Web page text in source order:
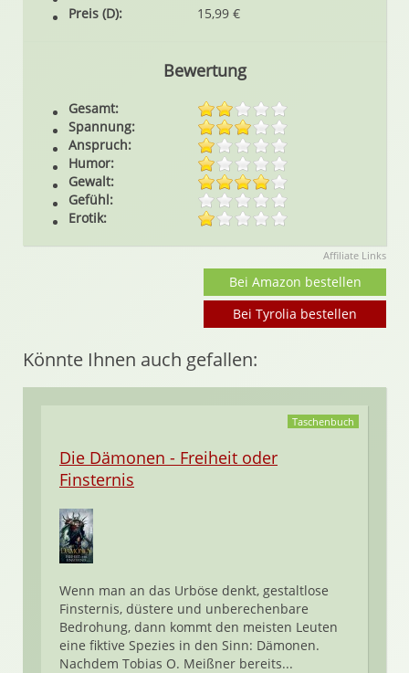
Preis (D):
15,99 €
Bewertung
Gesamt:
Spannung:
Anspruch:
Humor:
Gewalt:
Gefühl:
Erotik:
Affiliate Links
Bei Amazon bestellen
Bei Tyrolia bestellen
Könnte Ihnen auch gefallen:
Taschenbuch
Die Dämonen - Freiheit oder
Finsternis
Wenn man an das Urböse denkt, gestaltlose
Finsternis, düstere und unberechenbare
Bedrohung, dann kommt den meisten Leuten
eine fiktive Spezies in den Sinn: Dämonen.
Nachdem Tobias O. Meißner bereits...